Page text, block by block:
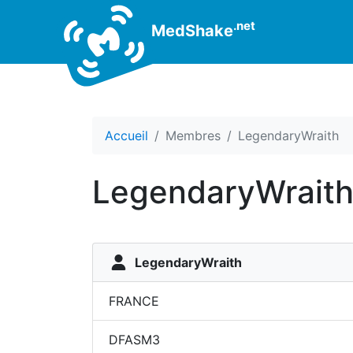
MedShake.net
Accueil Membres LegendaryWraith
LegendaryWraith
LegendaryWraith
FRANCE
DFASM3